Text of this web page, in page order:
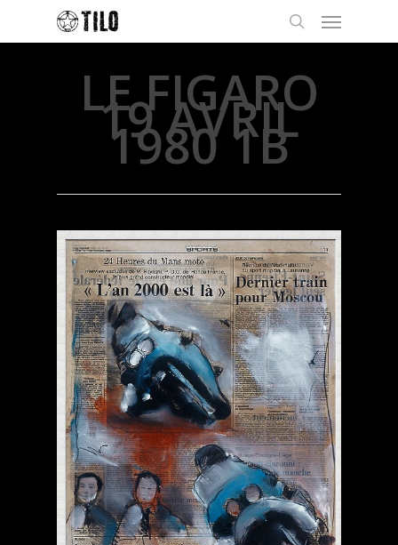
LE FIGARO
19 AVRIL
1980 1B